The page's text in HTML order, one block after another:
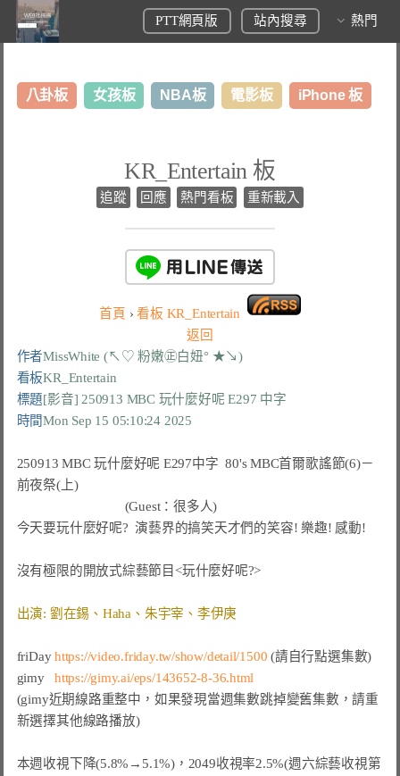
PTT網頁版 站內搜尋 熱門
八卦板 女孩板 NBA板 電影板 iPhone 板
KR_Entertain 板
追蹤 回應 熱門看板 重新載入
首頁 › 看板 KR_Entertain
返回
作者MissWhite (↖♡ 粉嫩㊣白妞° ★↘)
看板KR_Entertain
標題[影音] 250913 MBC 玩什麼好呢 E297 中字
時間Mon Sep 15 05:10:24 2025
250913 MBC 玩什麼好呢 E297中字 80's MBC首爾歌謠節(6)－
前夜祭(上)
(Guest：很多人)
今天要玩什麼好呢?  演藝界的搞笑天才們的笑容! 樂趣! 感動!
沒有極限的開放式綜藝節目<玩什麼好呢?>
出演: 劉在錫、Haha、朱宇宰、李伊庚
friDay https://video.friday.tw/show/detail/1500 (請自行點選集數)
gimy
https://gimy.ai/eps/143652-8-36.html
(gimy近期線路重整中，如果發現當週集數跳掉變舊集數，請重
新選擇其他線路播放)
本週收視下降(5.8%→5.1%)，2049收視率2.5%(週六綜藝收視第